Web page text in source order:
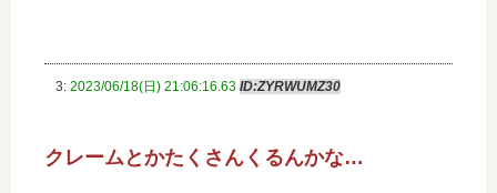
3: 2023/06/18(日) 21:06:16.63 ID:ZYRWUMZ30
クレームとかたくさんくるんかな…